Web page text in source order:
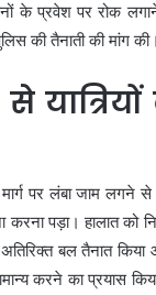
के प्रवेश पर रोक
की तैनाती की मांग की।
यात्रियों
पर लंबा जाम लगने से
करना पड़ा। हालात
बल तैनात किया
करने का प्रयास